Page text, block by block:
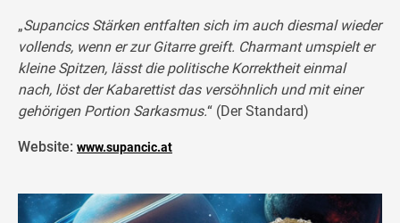
„Supancics Stärken entfalten sich im auch diesmal wieder
vollends, wenn er zur Gitarre greift. Charmant umspielt er
kleine Spitzen, lässt die politische Korrektheit einmal
nach, löst der Kabarettist das versöhnlich und mit einer
gehörigen Portion Sarkasmus.“ (Der Standard)
Website: www.supancic.at